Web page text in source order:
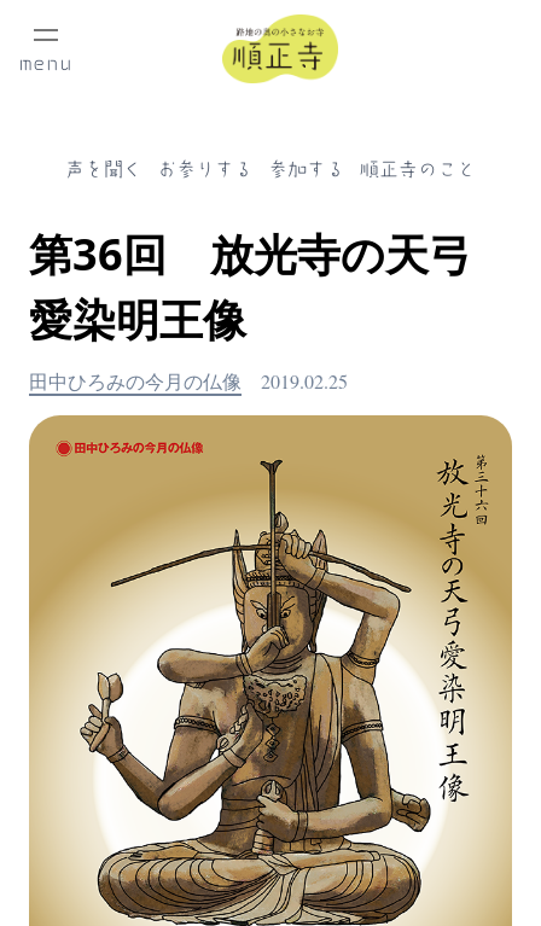
menu
声を聞く お参りする 参加する 順正寺のこと
第36回 放光寺の天弓
愛染明王像
田中ひろみの今月の仏像 2019.02.25